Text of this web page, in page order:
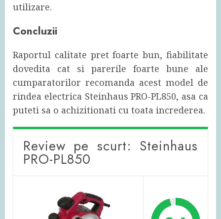
utilizare.
Concluzii
Raportul calitate pret foarte bun, fiabilitate
dovedita cat si parerile foarte bune ale
cumparatorilor recomanda acest model de
rindea electrica Steinhaus PRO-PL850, asa ca
puteti sa o achizitionati cu toata increderea.
Review pe scurt: Steinhaus
PRO-PL850